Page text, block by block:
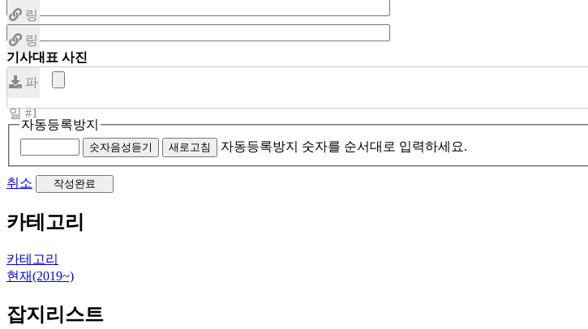
튜브
영상
링
크 #1
링
크 #2
기사대표 사진
파
일 #1
자동등록방지
숫자음성듣기 새로고침 자동등록방지 숫자를 순서대로 입력하세요.
취소
카테고리
카테고리
현재(2019~)
잡지리스트